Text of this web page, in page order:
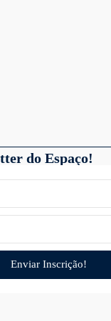
do Espaço!
Enviar Inscrição!